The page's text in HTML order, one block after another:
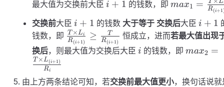
最大值为交换前大臣 i+1
i + 1 的钱数，即
\times L_i}
{R_{(i+1)}}
max1 = R(i+1
T L
交换前大臣 i+1
i + 1 的钱数 大于等于 交换后大臣 i+1
i + 1
钱数，即 \frac{T
\times L_i}
{R_{(i+1)}}
{R_{(i+1)}}
R(i+1)
T ×Li ≥ R(i+1)
T 恒成立，进而若最大值出现
换后，则最大值为交换后大臣 i
i 的钱数，即
{R_i}
max2 =
Ri
T ×L(i+1)
由上方两条结论可知，若交换前最大值更小，换句话说就